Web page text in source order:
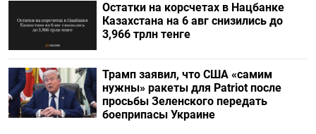
Остатки на корсчетах в Нацбанке
Казахстана на 6 авг снизились до
3,966 трлн тенге
Трамп заявил, что США «самим
нужны» ракеты для Patriot после
просьбы Зеленского передать
боеприпасы Украине